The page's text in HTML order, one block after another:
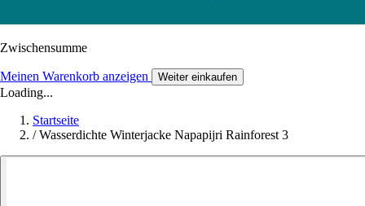
Zwischensumme
Meinen Warenkorb anzeigen Weiter einkaufen
Loading...
Startseite
/ Wasserdichte Winterjacke Napapijri Rainforest 3